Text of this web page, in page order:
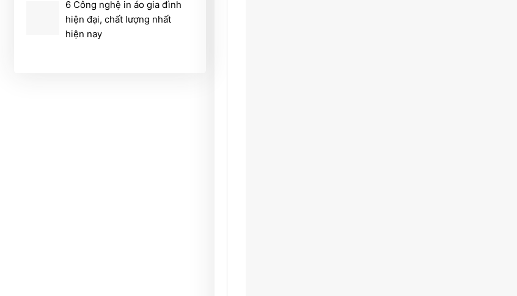
6 Công nghệ in áo gia đình
hiện đại, chất lượng nhất
hiện nay